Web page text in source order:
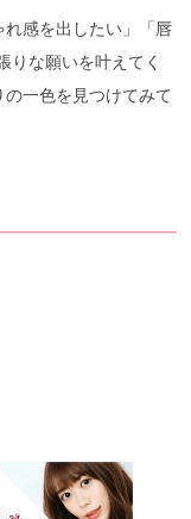
感を出したい」「唇
りな願いを叶えてく
一色を見つけてみて